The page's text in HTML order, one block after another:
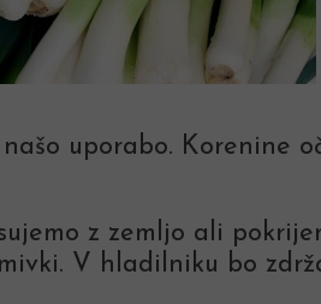
uporabo. Korenine
z zemljo ali
V hladilniku bo